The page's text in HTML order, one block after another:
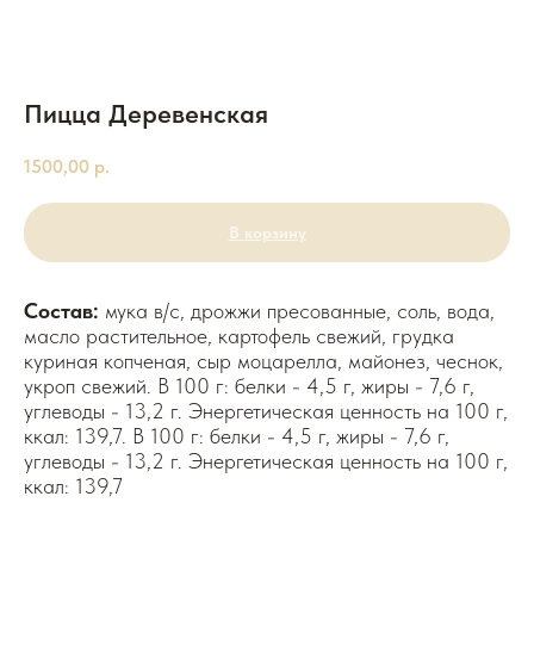
Пицца Деревенская
1500,00 р.
В корзину
Состав: мука в/с, дрожжи пресованные, соль, вода,
масло растительное, картофель свежий, грудка
куриная копченая, сыр моцарелла, майонез, чеснок,
укроп свежий. В 100 г: белки - 4,5 г, жиры - 7,6 г,
углеводы - 13,2 г. Энергетическая ценность на 100 г,
ккал: 139,7. В 100 г: белки - 4,5 г, жиры - 7,6 г,
углеводы - 13,2 г. Энергетическая ценность на 100 г,
ккал: 139,7